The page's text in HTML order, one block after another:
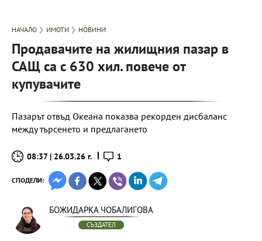
НАЧАЛО ИМОТИ НОВИНИ
Продавачите на жилищния пазар в
САЩ са с 630 хил. повече от
купувачите
Пазарът отвъд Океана показва рекорден дисбаланс
между търсенето и предлагането
08:37 | 26.03.26 г. 1
СПОДЕЛИ:
БОЖИДАРКА ЧОБАЛИГОВА
СЪЗДАТЕЛ